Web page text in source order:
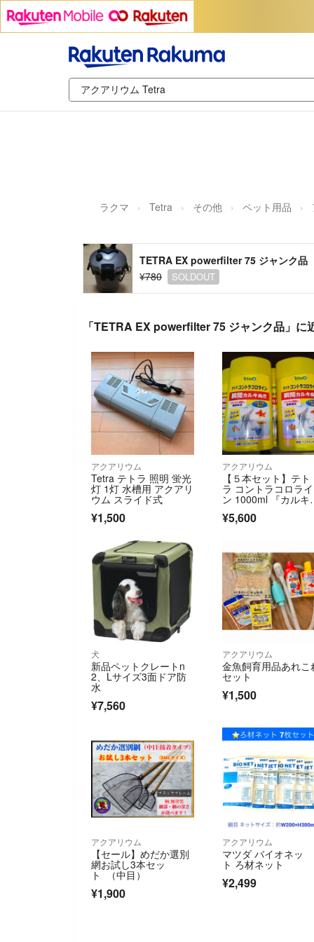
ラクマ Tetra その他 ペット用品
TETRA EX powerfilter 75 ジャンク品
¥780
SOLDOUT
「TETRA EX powerfilter 75 ジャンク品」に
アクアリウム
Tetra テトラ 照明 蛍光
灯 1灯 水槽用 アクアリ
ウム スライド式
¥1,500
アクアリウム
【５本セット】テト
ラ コントラコロライ
ン 1000ml 『カルキ
¥5,600
犬
新品ペットクレートn
2、Lサイズ3面ドア防
水
¥7,560
アクアリウム
金魚飼育用品あれこ
セット
¥1,500
アクアリウム
【セール】めだか選別
網お試し3本セッ
ト （中目）
¥1,900
アクアリウム
マツダ バイオネッ
ト ろ材ネット
¥2,499